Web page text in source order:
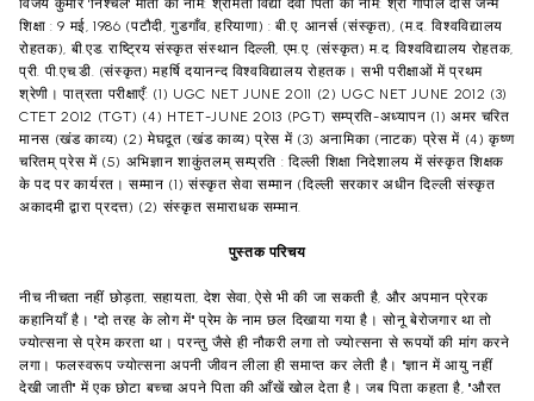
विजय कुमार 'निश्चल' माता का नाम: श्रीमती विद्या देवी पिता का नाम: श्री गोपाल दास जन्म
शिक्षा : 9 मई, 1986 (पटौदी, गुडगाँव, हरियाणा) : बी.ए. आनर्स (संस्कृत), (म.द. विश्वविद्यालय
रोहतक), बी.एड. राष्ट्रिय संस्कृत संस्थान दिल्ली, एम.ए. (संस्कृत) म.द. विश्वविद्यालय रोहतक,
प्री. पी.एच.डी. (संस्कृत) महर्षि दयानन्द विश्वविद्यालय रोहतक। सभी परीक्षाओं में प्रथम
श्रेणी। पात्रता परीक्षाएँ: (1) UGC NET JUNE 2011 (2) UGC NET JUNE 2012 (3)
CTET 2012 (TGT) (4) HTET-JUNE 2013 (PGT) सम्प्रति-अध्यापन (1) अमर चरित
मानस (खंड काव्य) (2) मेघदूत (खंड काव्य) प्रेस में (3) अनामिका (नाटक) प्रेस में (4) कृष्ण
चरितम् प्रेस में (5) अभिज्ञान शाकुंतलम् सम्प्रति : दिल्ली शिक्षा निदेशालय में संस्कृत शिक्षक
के पद पर कार्यरत। सम्मान (1) संस्कृत सेवा सम्मान (दिल्ली सरकार अधीन दिल्ली संस्कृत
अकादमी द्वारा प्रदत्त) (2) संस्कृत समाराधक सम्मान.
पुस्तक परिचय
नीच नीचता नहीं छोड़ता, सहायता, देश सेवा, ऐसे भी की जा सकती है, और अपमान प्रेरक
कहानियाँ है। "दो तरह के लोग में" प्रेम के नाम छल दिखाया गया है। सोनू बेरोजगार था तो
ज्योत्सना से प्रेम करता था। परन्तु जैसे ही नौकरी लगा तो ज्योत्सना से रूपयों की मांग करने
लगा। फलस्वरूप ज्योत्सना अपनी जीवन लीला ही समाप्त कर लेती है। "ज्ञान में आयु नहीं
देखी जाती" में एक छोटा बच्चा अपने पिता की आँखें खोल देता है। जब पिता कहता है, "औरत